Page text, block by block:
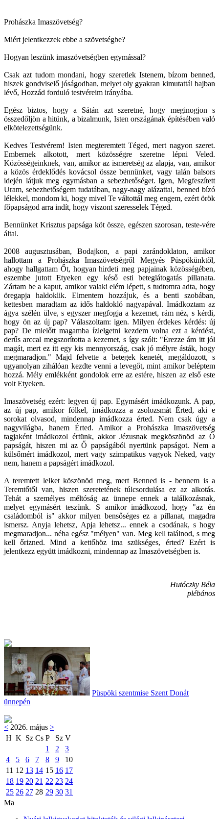
Prohászka Imaszövetség?
Miért jelentkezzek ebbe a szövetségbe?
Hogyan leszünk imaszövetségben egymással?
Csak azt tudom mondani, hogy szeretlek Istenem, bízom benned,
hiszek gondviselő jóságodban, melyet oly gyakran kimutattál bajban
lévő, Hozzád forduló testvéreim irányába.
Egész biztos, hogy a Sátán azt szeretné, hogy meginogjon s
összedőljön a hitünk, a bizalmunk, Isten országának építésében való
elkötelezettségünk.
Kedves Testvérem! Isten megteremtett Téged, mert nagyon szeret.
Embernek alkotott, mert közösségre szeretne lépni Veled.
Közösségeinknek, van, amikor az ismeretség az alapja, van, amikor
a közös érdeklődés kovácsol össze bennünket, vagy talán balsors
idején látjuk meg egymásban a sebezhetőséget. Igen, Megfeszített
Uram, sebezhetőségem tudatában, nagy-nagy alázattal, benned bízó
lélekkel, mondom ki, hogy mivel Te váltottál meg engem, ezért örök
főpapságod arra indít, hogy viszont szeresselek Téged.
Bennünket Krisztus papsága köt össze, egészen szorosan, teste-vére
által.
2008 augusztusában, Bodajkon, a papi zarándoklaton, amikor
hallottam a Prohászka Imaszövetségről Megyés Püspökünktől,
ahogy hallgattam Őt, hogyan hirdeti meg papjainak közösségében,
eszembe jutott Etyeken egy késő esti beteglátogatás pillanata.
Zártam be a kaput, amikor valaki elém lépett, s tudtomra adta, hogy
öregapja haldoklik. Elmentem hozzájuk, és a benti szobában,
kettesben maradtam az idős haldokló nagyapával. Imádkoztam az
ágya szélén ülve, s egyszer megfogja a kezemet, rám néz, s kérdi,
hogy ön az új pap? Válaszoltam: igen. Milyen érdekes kérdés: új
pap? De mielőtt magamba ízlelgetni kezdem volna ezt a kérdést,
derűs arccal megszorította a kezemet, s így szólt: "Érezze ám itt jól
magát, mert ez itt egy kis mennyország, csak jó mélyre ásták, hogy
megmaradjon." Majd felvette a betegek kenetét, megáldozott, s
ugyanolyan zihálóan kezdte venni a levegőt, mint amikor beléptem
hozzá. Mély emlékként gondolok erre az estére, hiszen az első este
volt Etyeken.
Imaszövetség ezért: legyen új pap. Egymásért imádkozunk. A pap,
az új pap, amikor fölkel, imádkozza a zsolozsmát Érted, aki e
sorokat olvasod, mindennap imádkozza érted. Nem csak úgy a
nagyvilágba, hanem Érted. Amikor a Prohászka Imaszövetség
tagjaként imádkozol értünk, akkor Jézusnak megköszönöd az Ő
papságát, hiszen mi az Ő papságából nyertünk papságot. Nem a
külsőmért imádkozol, mert vagy szimpatikus vagyok Neked, vagy
nem, hanem a papságért imádkozol.
A teremtett lelket köszönöd meg, mert Benned is - bennem is a
Teremtőtől van, hiszen szeretetének túlcsordulása ez az alkotás.
Tehát a személyes méltóság az ünnepe ennek a találkozásnak,
melyet egymásért teszünk. S amikor imádkozod, hogy "az én
családomból is" akkor milyen bensőséges ez a pillanat, magadra
ismersz. Anyja lehetsz, Apja lehetsz... ennek a csodának, s hogy
megmaradjon... néha egész "mélyen" van. Meg kell találnod, s meg
kell őrizned. Mind a kettőhöz ima szükséges, érted? Ezért is
jelentkezz együtt imádkozni, mindennap az Imaszövetségben is.
Hutóczky Béla
plébános
Püspöki szentmise Szent Donát
ünnepén
< 2026. május >
H K Sz Cs P Sz V
1
2
3
4
5 6 7 8 9
10
11 12 13 14 15 16 17
18 19 20 21 22 23 24
25 26 27 28 29 30 31
Ma